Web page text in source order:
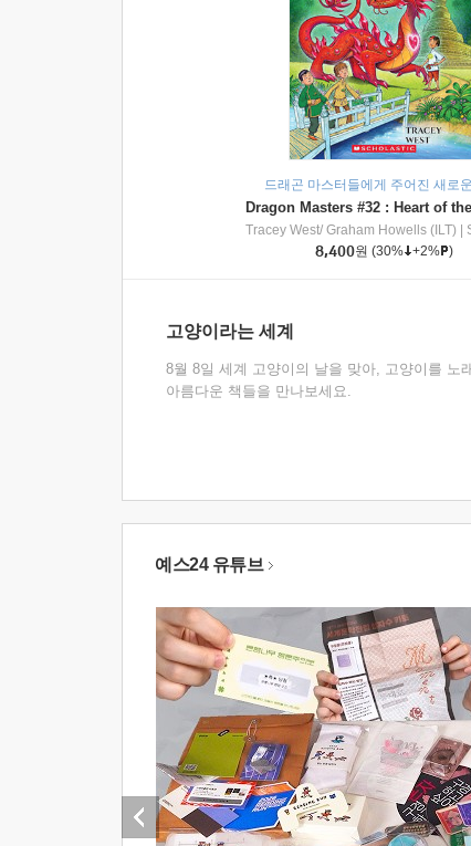
드래곤 마스터들에게 주어진 새로
Tracey West/ Graham Howells (ILT)
8,400원 (30% +2% )
고양이라는 세계
8월 8일 세계 고양이의 날을 맞아, 고양이를 노
아름다운 책들을 만나보세요.
예스24 유튜브